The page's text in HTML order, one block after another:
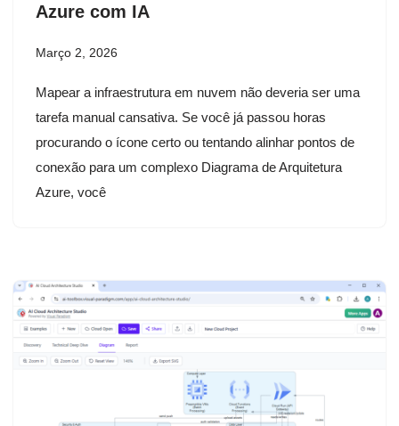
Azure com IA
Março 2, 2026
Mapear a infraestrutura em nuvem não deveria ser uma
tarefa manual cansativa. Se você já passou horas
procurando o ícone certo ou tentando alinhar pontos de
conexão para um complexo Diagrama de Arquitetura
Azure, você